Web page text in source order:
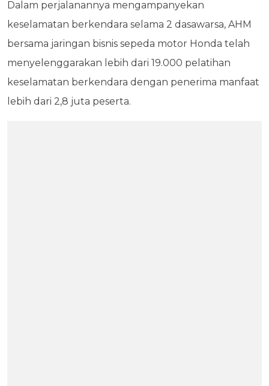
Dalam perjalanannya mengampanyekan
keselamatan berkendara selama 2 dasawarsa, AHM
bersama jaringan bisnis sepeda motor Honda telah
menyelenggarakan lebih dari 19.000 pelatihan
keselamatan berkendara dengan penerima manfaat
lebih dari 2,8 juta peserta.